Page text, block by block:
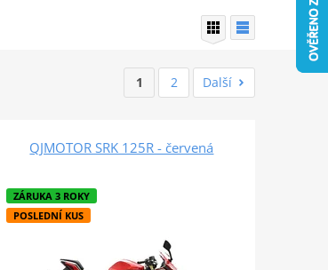
1 2 Další
QJMOTOR SRK 125R - červená
ZÁRUKA 3 ROKY
POSLEDNÍ KUS